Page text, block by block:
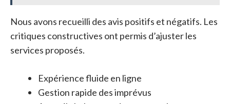
Nous avons recueilli des avis positifs et négatifs. Les
critiques constructives ont permis d’ajuster les
services proposés.
Expérience fluide en ligne
Gestion rapide des imprévus